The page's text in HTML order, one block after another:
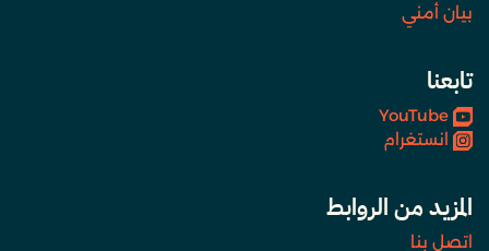
بيان أمني
تابعنا
YouTube
انستغرام
المزيد من الروابط
اتصل بنا